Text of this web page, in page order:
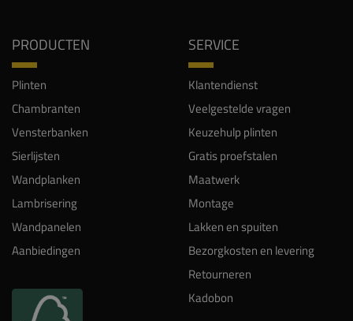
PRODUCTEN
Plinten
Chambranten
Vensterbanken
Sierlijsten
Wandplanken
Lambrisering
Wandpanelen
Aanbiedingen
SERVICE
Klantendienst
Veelgestelde vragen
Keuzehulp plinten
Gratis proefstalen
Maatwerk
Montage
Lakken en spuiten
Bezorgkosten en levering
Retourneren
Kadobon